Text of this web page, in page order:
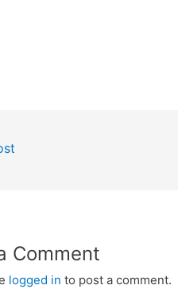
Comment
logged in to post a comment.